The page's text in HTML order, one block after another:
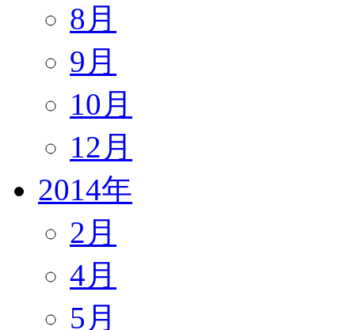
8月
9月
10月
12月
2014年
2月
4月
5月